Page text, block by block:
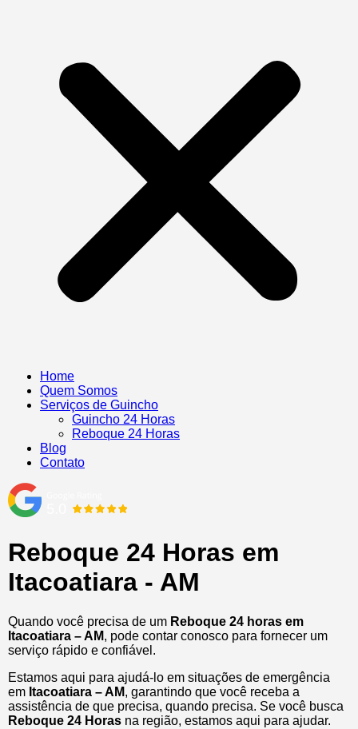
Home
Quem Somos
Serviços de Guincho
Guincho 24 Horas
Reboque 24 Horas
Blog
Contato
Reboque 24 Horas em
Itacoatiara - AM
Quando você precisa de um Reboque 24 horas em
Itacoatiara – AM, pode contar conosco para fornecer um
serviço rápido e confiável.
Estamos aqui para ajudá-lo em situações de emergência
em Itacoatiara – AM, garantindo que você receba a
assistência de que precisa, quando precisa. Se você busca
Reboque 24 Horas na região, estamos aqui para ajudar.